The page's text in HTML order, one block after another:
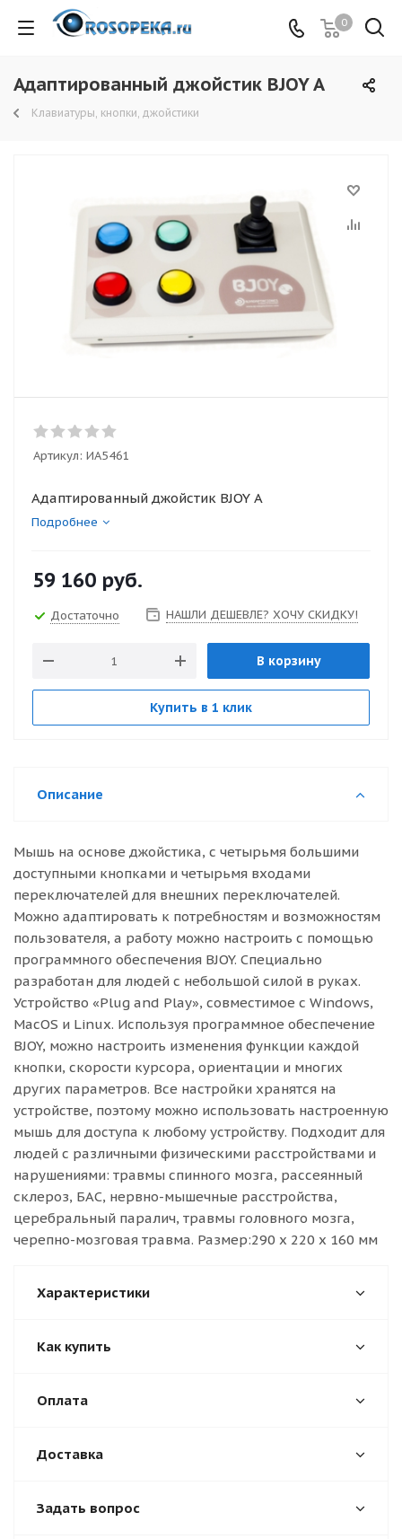
0
Адаптированный джойстик BJOY A
Клавиатуры, кнопки, джойстики
Артикул: ИА5461
Адаптированный джойстик BJOY A
Подробнее
59 160 руб.
Достаточно НАШЛИ ДЕШЕВЛЕ? ХОЧУ СКИДКУ!
В корзину
Купить в 1 клик
Описание
Мышь на основе джойстика, с четырьмя большими
доступными кнопками и четырьмя входами
переключателей для внешних переключателей.
Можно адаптировать к потребностям и возможностям
пользователя, а работу можно настроить с помощью
программного обеспечения BJOY. Специально
разработан для людей с небольшой силой в руках.
Устройство «Plug and Play», совместимое с Windows,
MacOS и Linux. Используя программное обеспечение
BJOY, можно настроить изменения функции каждой
кнопки, скорости курсора, ориентации и многих
других параметров. Все настройки хранятся на
устройстве, поэтому можно использовать настроенную
мышь для доступа к любому устройству. Подходит для
людей с различными физическими расстройствами и
нарушениями: травмы спинного мозга, рассеянный
склероз, БАС, нервно-мышечные расстройства,
церебральный паралич, травмы головного мозга,
черепно-мозговая травма. Размер:290 x 220 x 160 мм
Характеристики
Как купить
Оплата
Доставка
Задать вопрос